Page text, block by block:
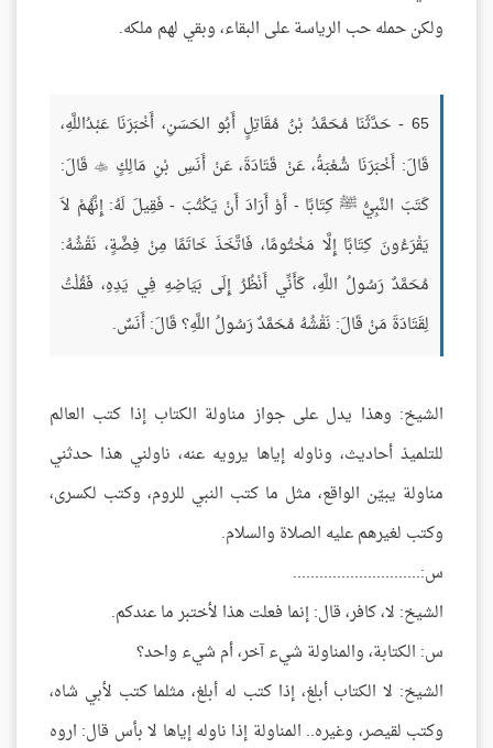
ولكن حمله حب الرياسة على البقاء، وبقي لهم ملكه.
65 - حَدَّثَنَا مُحَمَّدُ بْنُ مُقَاتِلٍ أَبُو الحَسَنِ، أَخْبَرَنَا عَبْدُاللَّهِ،
قَالَ: أَخْبَرَنَا شُعْبَةُ، عَنْ قَتَادَةَ، عَنْ أَنَسِ بْنِ مَالِكٍ قَالَ:
كَتَبَ النَّبِيُّ ﷺ كِتَابًا - أَوْ أَرَادَ أَنْ يَكْتُبَ - فَقِيلَ لَهُ: إِنَّهُمْ لاَ
يَقْرَءُونَ كِتَابًا إِلَّا مَخْتُومًا، فَاتَّخَذَ خَاتَمًا مِنْ فِضَّةٍ، نَقْشُهُ:
مُحَمَّدٌ رَسُولُ اللَّهِ، كَأَنِّي أَنْظُرُ إِلَى بَيَاضِهِ فِي يَدِهِ، فَقُلْتُ
لِقَتَادَةَ مَنْ قَالَ: نَقْشُهُ مُحَمَّدٌ رَسُولُ اللَّهِ؟ قَالَ: أَنَسٌ.
الشيخ: وهذا يدل على جواز مناولة الكتاب إذا كتب العالم
للتلميذ أحاديث، وناوله إياها يرويه عنه، ناولني هذا حدثني
مناولة يبيّن الواقع، مثل ما كتب النبي للروم، وكتب لكسرى،
وكتب لغيرهم عليه الصلاة والسلام.
س:.............................
الشيخ: لا، كافر، قال: إنما فعلت هذا لأختبر ما عندكم.
س: الكتابة، والمناولة شيء آخر، أم شيء واحد؟
الشيخ: لا الكتاب أبلغ، إذا كتب له أبلغ، مثلما كتب لأبي شاه،
وكتب لقيصر، وغيره.. المناولة إذا ناوله إياها لا بأس قال: اروه